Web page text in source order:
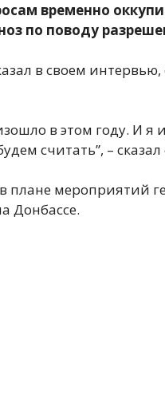
временно
по поводу
в своем
в этом году. И
считать”, – сказал
плане мероприятий
Донбассе.